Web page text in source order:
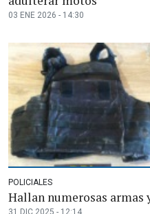
03 ENE 2026 - 14:30
POLICIALES
Hallan numerosas armas
31 DIC 2025 - 12:14